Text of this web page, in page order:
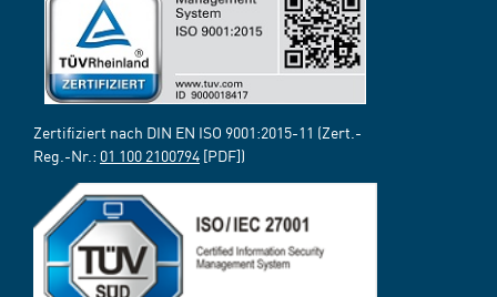
Zertifiziert nach DIN EN ISO 9001:2015-11 (Zert.-
Reg.-Nr.: 01 100 2100794 [PDF])